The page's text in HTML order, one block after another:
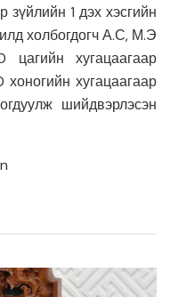
зүйлийн 1 дэх хэсгийн
холбогдогч А.С, М.Э
хугацаагаар
хугацаагаар
шийдвэрлэсэн